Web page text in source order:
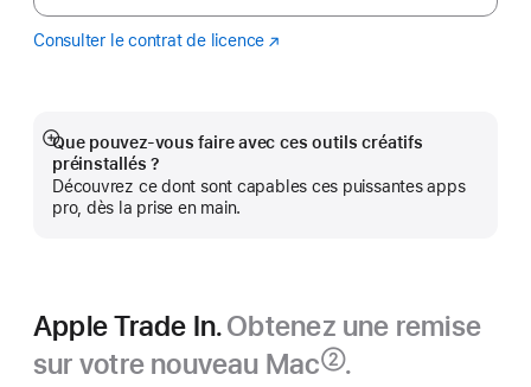
Consulter le contrat de licence Logic
(s’ouvre
fenêtre)
Que pouvez-vous faire avec ces outils créatifs
préinstallés ?
Découvrez ce dont sont capables ces puissantes apps
pro, dès la prise en main.
Afficher
plus
Apple Trade In.Obtenez une remise
sur votre nouveau Mac②.